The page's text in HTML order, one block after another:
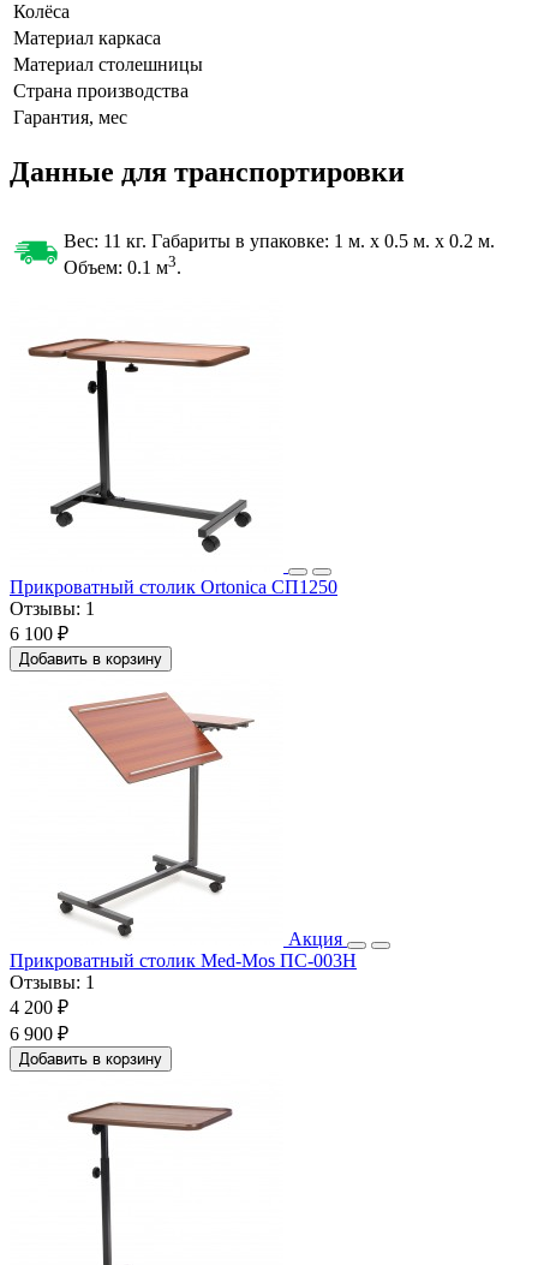
Колёса
Материал каркаса
Материал столешницы
Страна производства
Гарантия, мес
Данные для транспортировки
Вес: 11 кг. Габариты в упаковке: 1 м. x 0.5 м. x 0.2 м.
Объем: 0.1 м3.
Прикроватный столик Ortonica СП1250
Отзывы: 1
6 100 ₽
Добавить в корзину
Акция
Прикроватный столик Med-Mos ПС-003Н
Отзывы: 1
4 200 ₽
6 900 ₽
Добавить в корзину